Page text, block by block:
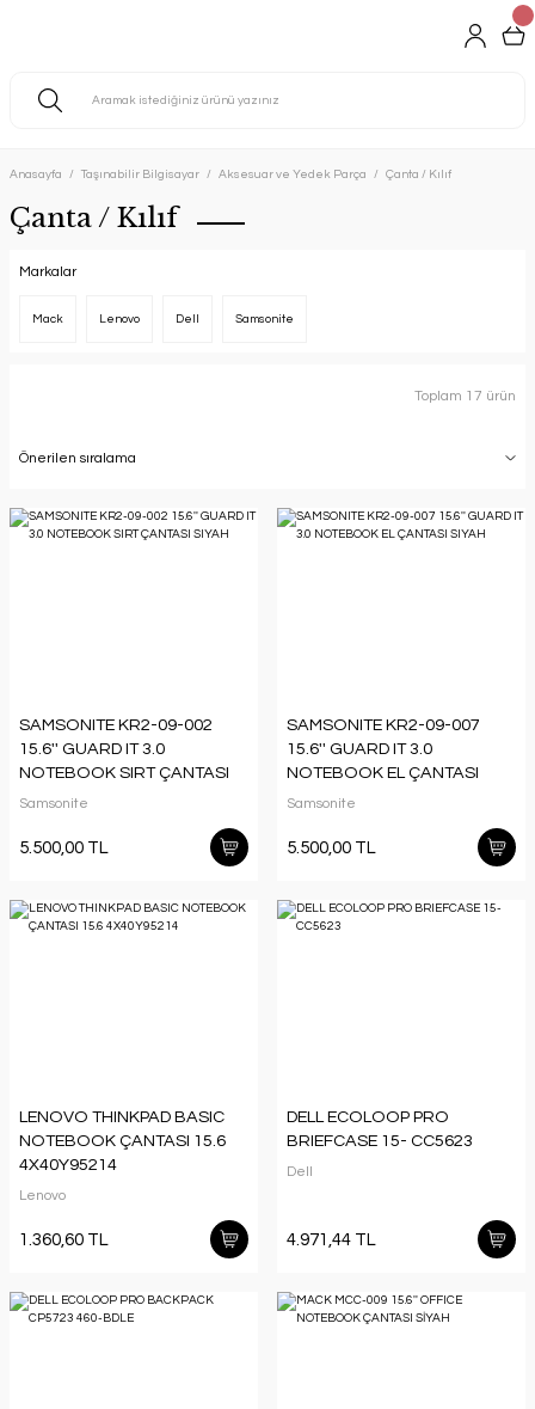
Anasayfa Taşınabilir Bilgisayar Aksesuar ve Yedek Parça Çanta / Kılıf
Çanta / Kılıf
Markalar
Mack Lenovo Dell Samsonite
Toplam 17 ürün
SAMSONITE KR2-09-002
15.6'' GUARD IT 3.0
NOTEBOOK SIRT ÇANTASI
SIYAH
Samsonite
5.500,00 TL
SAMSONITE KR2-09-007
15.6'' GUARD IT 3.0
NOTEBOOK EL ÇANTASI
SIYAH
Samsonite
5.500,00 TL
LENOVO THINKPAD BASIC
NOTEBOOK ÇANTASI 15.6
4X40Y95214
Lenovo
1.360,60 TL
DELL ECOLOOP PRO
BRIEFCASE 15- CC5623
Dell
4.971,44 TL